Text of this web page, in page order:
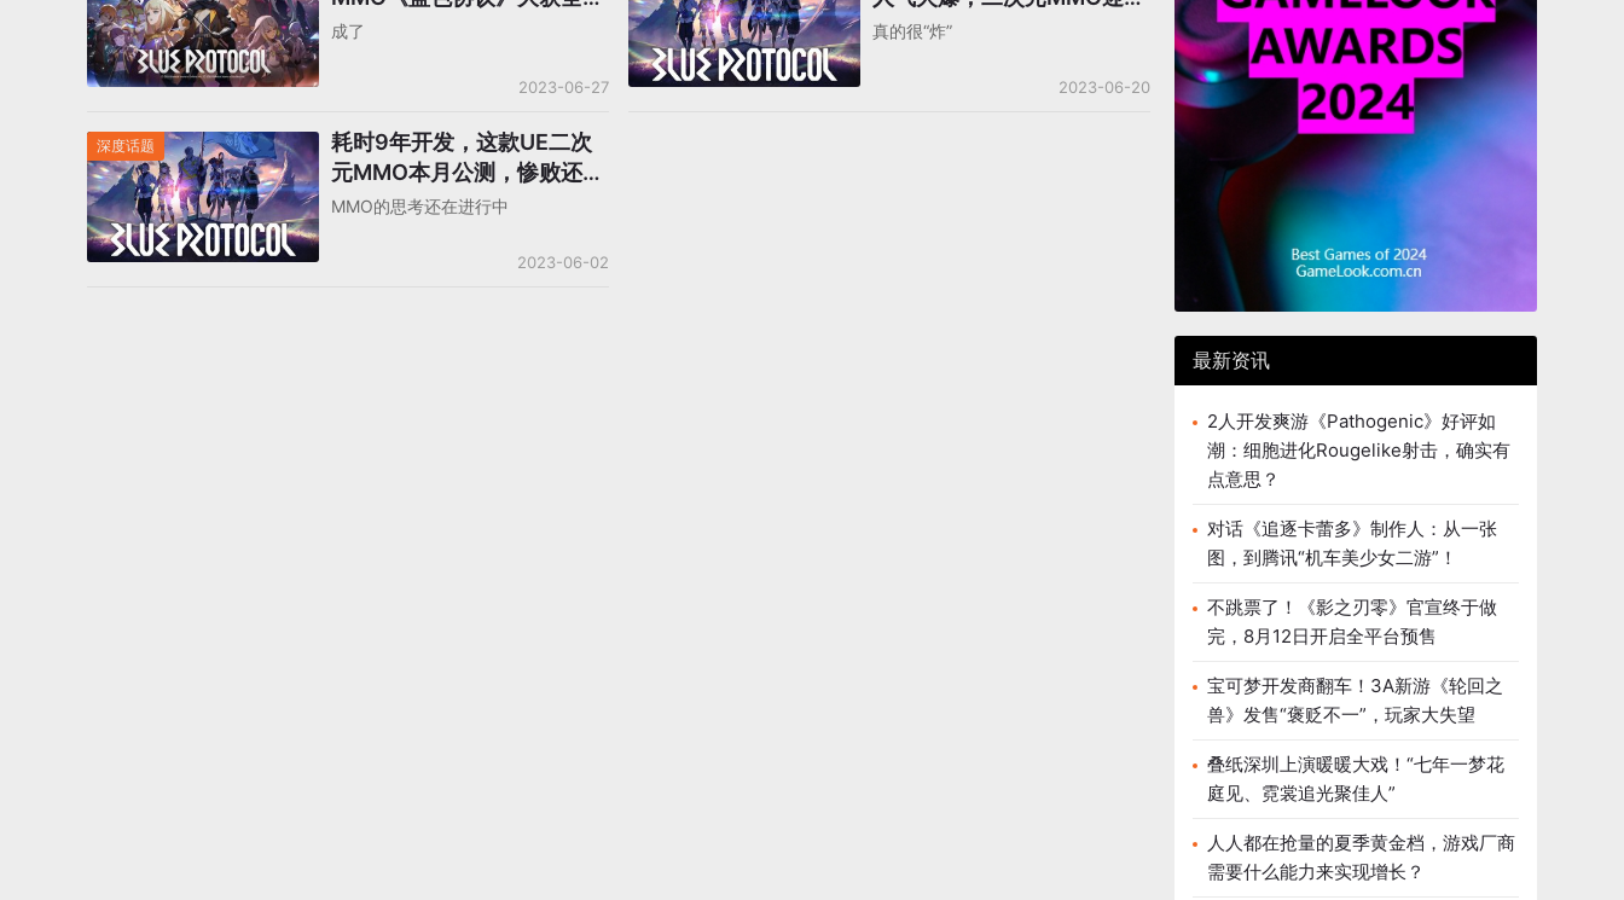
胜，谁来代理？
成了
2023-06-27
“光明未来”！
真的很“炸”
2023-06-20
深度话题
耗时9年开发，这款UE二次
元MMO本月公测，惨败还是
赢得天下？
MMO的思考还在进行中
2023-06-02
最新资讯
2人开发爽游《Pathogenic》好评如
潮：细胞进化Rougelike射击，确实有
点意思？
对话《追逐卡蕾多》制作人：从一张
图，到腾讯“机车美少女二游”！
不跳票了！《影之刃零》官宣终于做
完，8月12日开启全平台预售
宝可梦开发商翻车！3A新游《轮回之
兽》发售“褒贬不一”，玩家大失望
叠纸深圳上演暖暖大戏！“七年一梦花
庭见、霓裳追光聚佳人”
人人都在抢量的夏季黄金档，游戏厂商
需要什么能力来实现增长？